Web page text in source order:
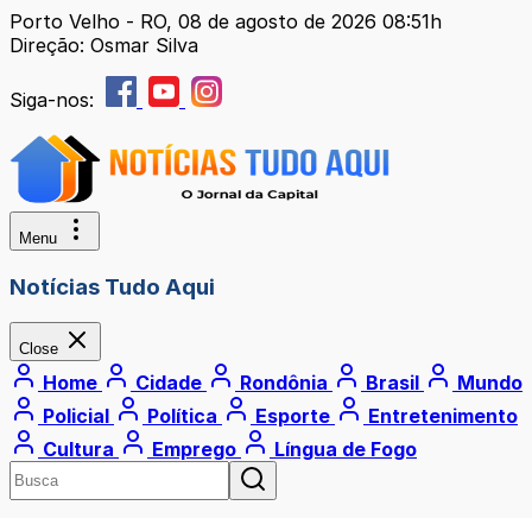
Porto Velho - RO, 08 de agosto de 2026 08:51h
Direção: Osmar Silva
Siga-nos:
Menu
Notícias Tudo Aqui
Close
Home Cidade Rondônia Brasil
Mundo
Policial
Política Esporte
Entretenimento
Cultura
Emprego Língua de Fogo